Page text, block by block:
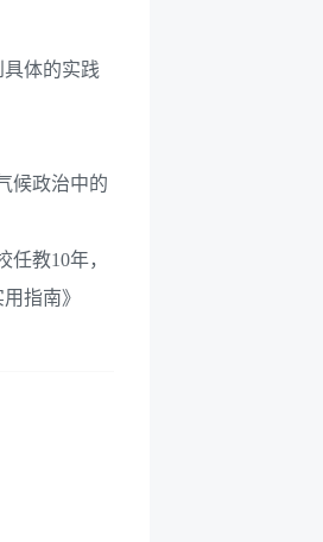
体的实践
候政治中的
教10年，
指南》